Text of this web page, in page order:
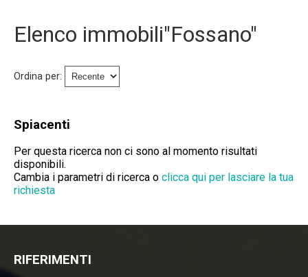
Immobili Preasta
Immobili All'asta
Servizi
Elenco immobili"Fossano"
Ordina per:
Spiacenti
Per questa ricerca non ci sono al momento risultati
disponibili.
Cambia i parametri di ricerca o clicca qui per lasciare la tua
richiesta
RIFERIMENTI